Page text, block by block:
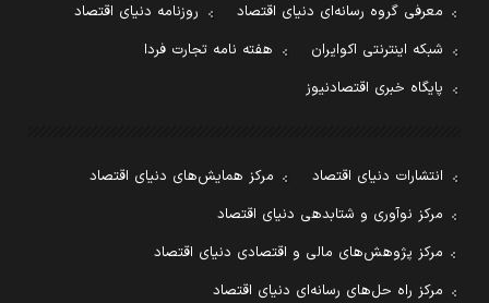
معرفی گروه رسانه‌ای دنیای اقتصاد
روزنامه دنیای اقتصاد
شبکه اینترنتی اکوایران
هفته نامه تجارت فردا
پایگاه خبری اقتصادنیوز
انتشارات دنیای اقتصاد
مرکز همایش‌های دنیای اقتصاد
مرکز نوآوری و شتابدهی دنیای اقتصاد
مرکز پژوهش‌های مالی و اقتصادی دنیای اقتصاد
مرکز راه حل‌های رسانه‌ای دنیای اقتصاد